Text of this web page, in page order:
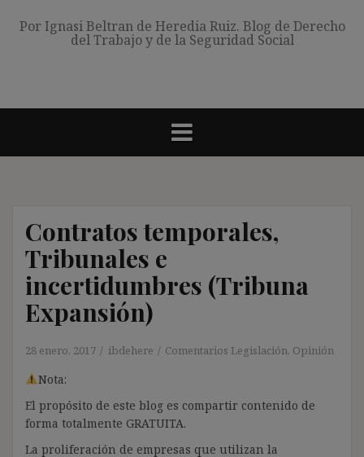
Por Ignasi Beltran de Heredia Ruiz. Blog de Derecho
del Trabajo y de la Seguridad Social
Contratos temporales,
Tribunales e
incertidumbres (Tribuna
Expansión)
28 enero, 2017 ibdehere Comentarios Legislación, Opinión
Nota:
El propósito de este blog es compartir contenido de
forma totalmente GRATUITA.
La proliferación de empresas que utilizan la